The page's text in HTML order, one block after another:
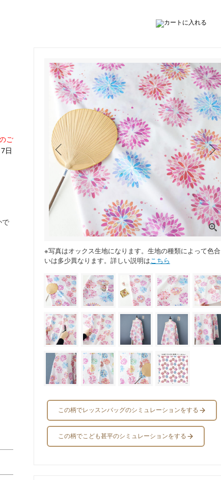
※写真はオックス生地になります。生地の種類によって色合
いは多少異なります。詳しい説明はこちら
この柄でレッスンバッグのシミュレーションをする
この柄でこども甚平のシミュレーションをする
ご
日
で